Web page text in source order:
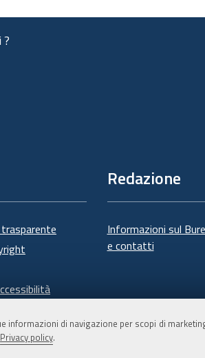
informazioni di navigazione per scopi di
Privacy policy.
Redazione
Informazioni sul
e contatti